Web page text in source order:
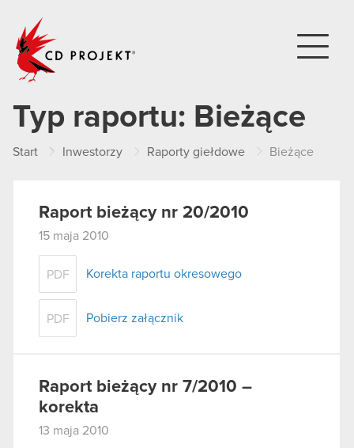
Typ raportu: Bieżące
Start Inwestorzy Raporty giełdowe Bieżące
Raport bieżący nr 20/2010
15 maja 2010
PDF Korekta raportu okresowego
PDF Pobierz załącznik
Raport bieżący nr 7/2010 –
korekta
13 maja 2010